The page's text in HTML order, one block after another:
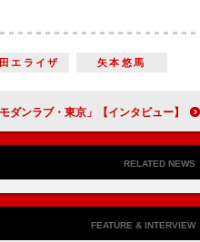
エライザ 矢本悠馬
あの時はこうだったと答え合わせできる関係がすてき」「モダンラブ・東京」【インタビュー】
RELATED NEWS
FEATURE & INTERVIEW